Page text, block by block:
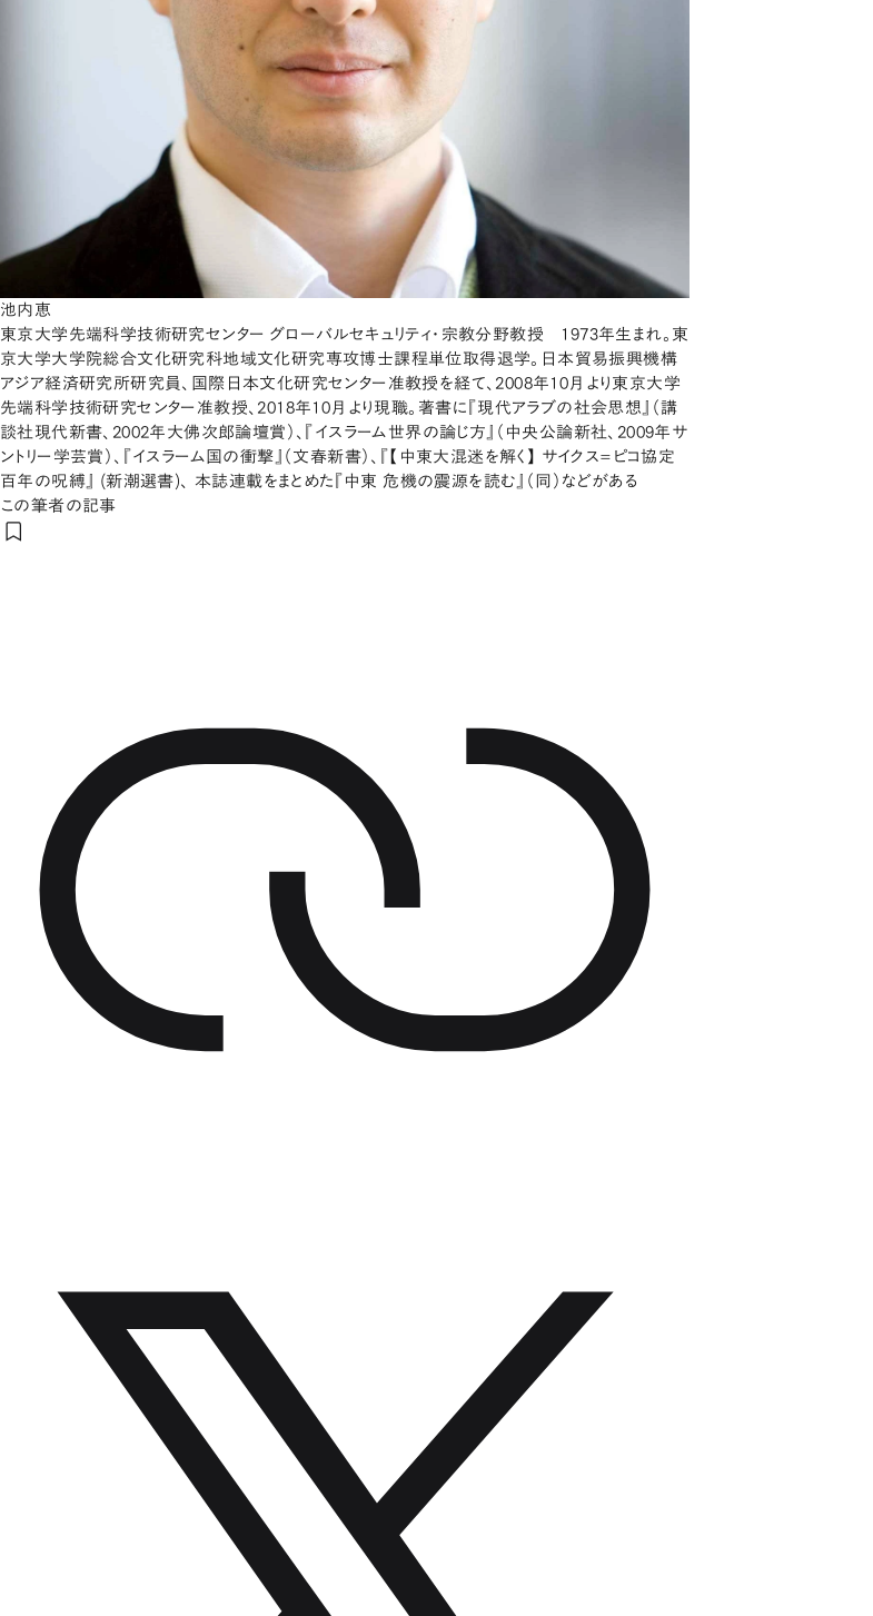
池内恵
東京大学先端科学技術研究センター グローバルセキュリティ・宗教分野教授 1973年生まれ。東
京大学大学院総合文化研究科地域文化研究専攻博士課程単位取得退学。日本貿易振興機構
アジア経済研究所研究員、国際日本文化研究センター准教授を経て、2008年10月より東京大学
先端科学技術研究センター准教授、2018年10月より現職。著書に『現代アラブの社会思想』（講
談社現代新書、2002年大佛次郎論壇賞）、『イスラーム世界の論じ方』（中央公論新社、2009年サ
ントリー学芸賞）、『イスラーム国の衝撃』（文春新書）、『【中東大混迷を解く】 サイクス=ピコ協定
百年の呪縛』 (新潮選書)、 本誌連載をまとめた『中東 危機の震源を読む』（同）などがある
この筆者の記事